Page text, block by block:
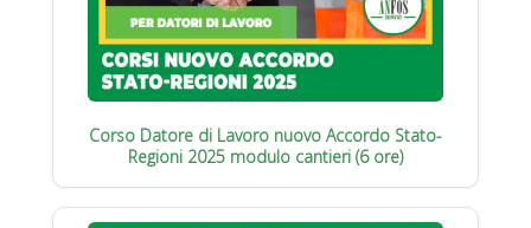
Corso Datore di Lavoro nuovo Accordo Stato-
Regioni 2025 modulo cantieri (6 ore)